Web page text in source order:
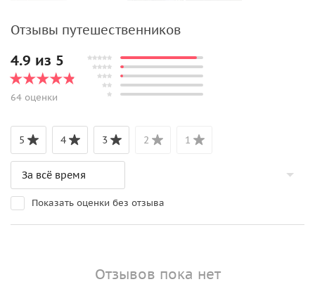
Отзывы путешественников
4.9 из 5
64 оценки
5 4 3 2 1
Показать оценки без отзыва
Отзывов пока нет